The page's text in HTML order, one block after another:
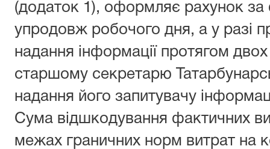
(додаток 1), оформляє рахунок
упродовж робочого дня, а у разі
надання інформації протягом
старшому секретарю
надання його запитувачу
Сума відшкодування фактичних
межах граничних норм витрат на